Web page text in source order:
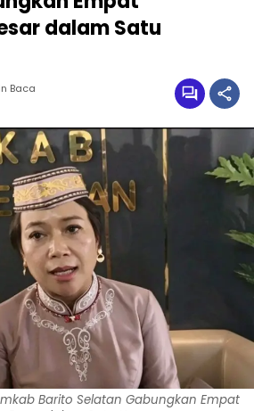
dalam Satu
Baca
Barito Selatan Gabungkan Empat